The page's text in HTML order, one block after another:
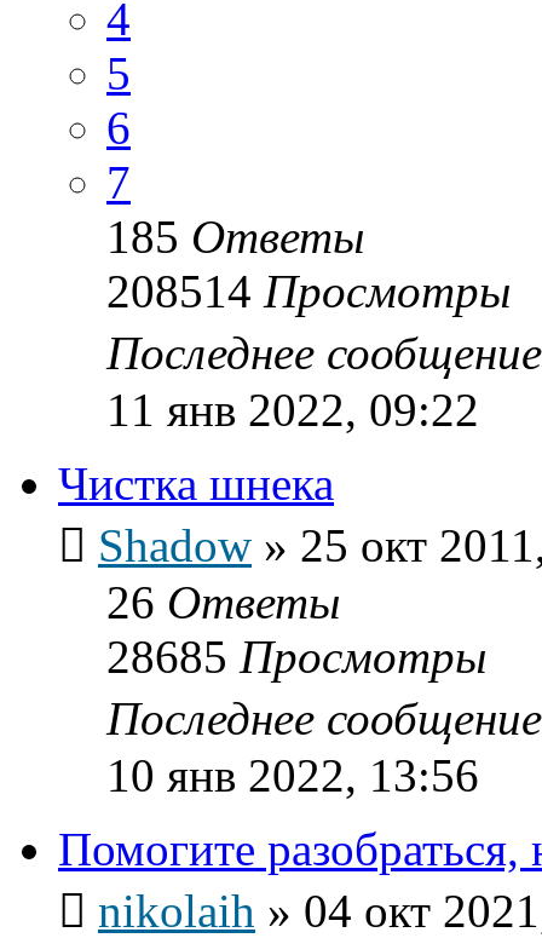
4
5
6
7
185 Ответы
208514 Просмотры
Последнее
11 янв 2022, 09:22
Чистка шнека
Shadow » 25 окт
26 Ответы
28685 Просмотры
Последнее
10 янв 2022, 13:56
Помогите разобраться,
nikolaih » 04 окт